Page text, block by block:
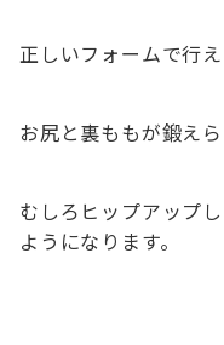
正しいフォームで行え
お尻と裏ももが鍛えら
むしろヒップアップ
ようになります。